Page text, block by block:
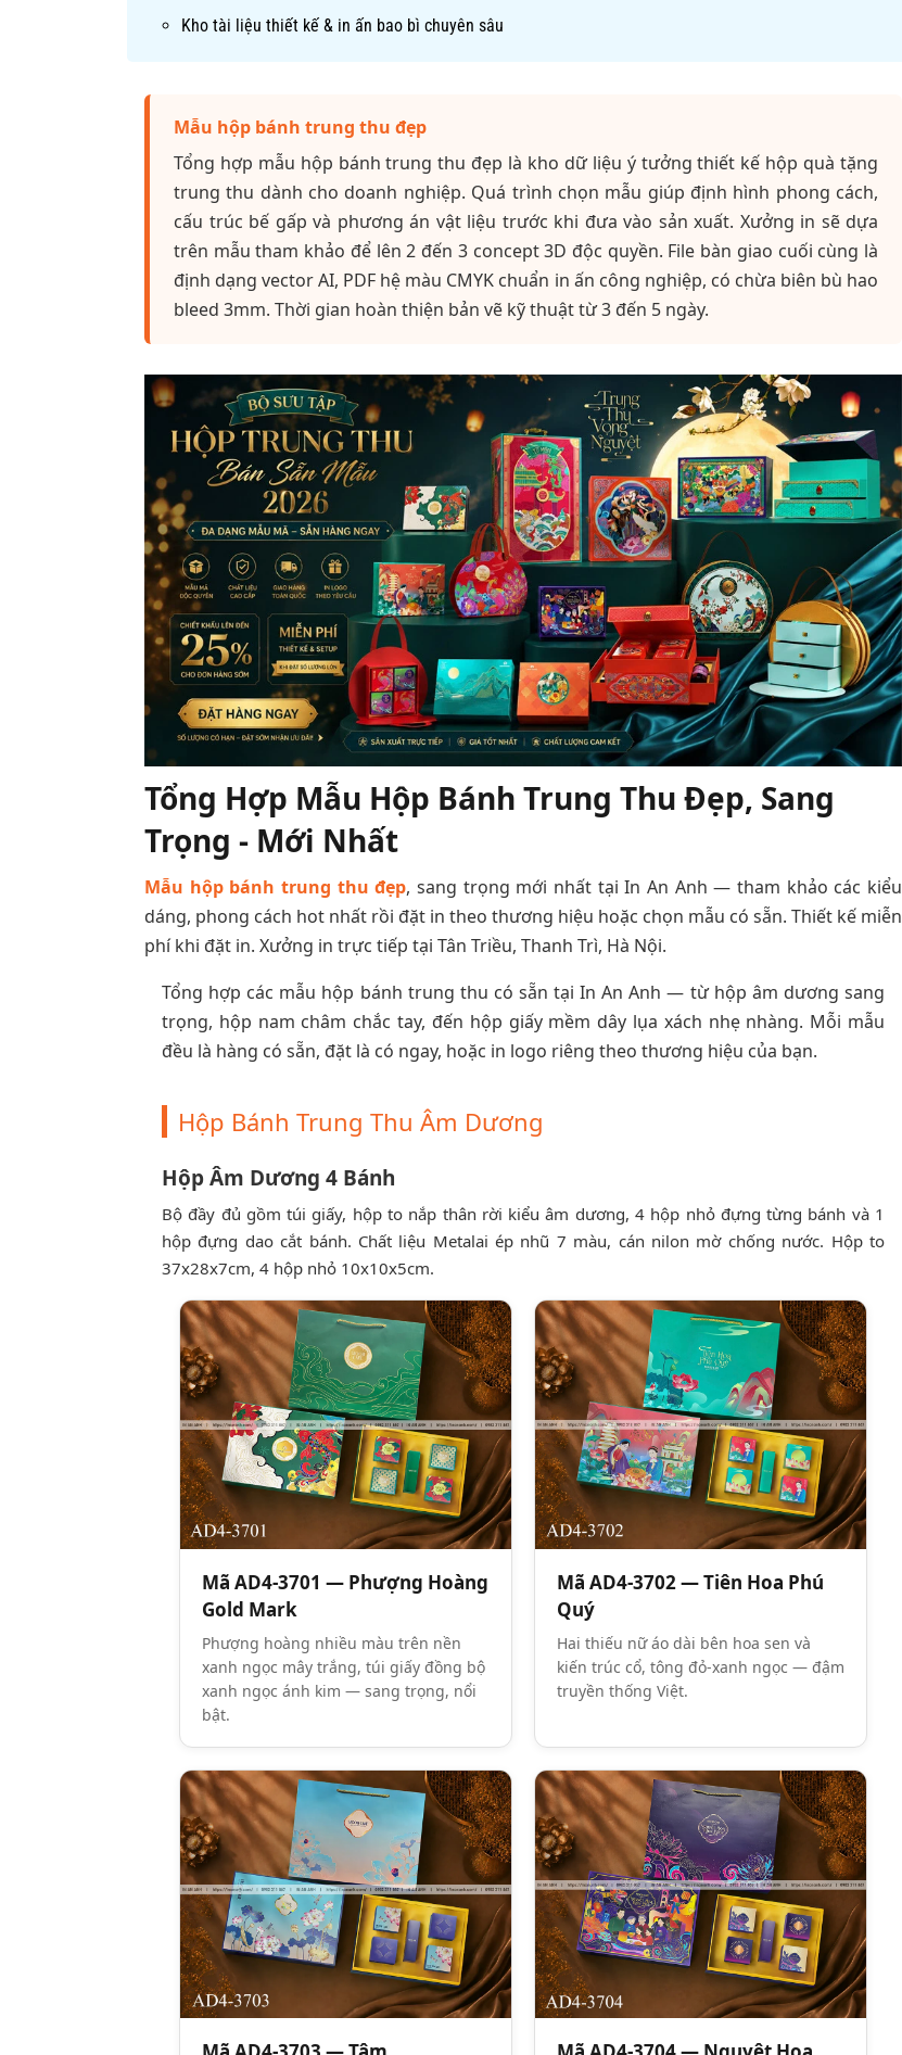
Kho tài liệu thiết kế & in ấn bao bì chuyên sâu
Mẫu hộp bánh trung thu đẹp
Tổng hợp mẫu hộp bánh trung thu đẹp là kho dữ liệu ý tưởng thiết kế hộp quà tặng
trung thu dành cho doanh nghiệp. Quá trình chọn mẫu giúp định hình phong cách,
cấu trúc bế gấp và phương án vật liệu trước khi đưa vào sản xuất. Xưởng in sẽ dựa
trên mẫu tham khảo để lên 2 đến 3 concept 3D độc quyền. File bàn giao cuối cùng là
định dạng vector AI, PDF hệ màu CMYK chuẩn in ấn công nghiệp, có chừa biên bù hao
bleed 3mm. Thời gian hoàn thiện bản vẽ kỹ thuật từ 3 đến 5 ngày.
Tổng Hợp Mẫu Hộp Bánh Trung Thu Đẹp, Sang
Trọng - Mới Nhất
Mẫu hộp bánh trung thu đẹp, sang trọng mới nhất tại In An Anh — tham khảo các kiểu
dáng, phong cách hot nhất rồi đặt in theo thương hiệu hoặc chọn mẫu có sẵn. Thiết kế miễn
phí khi đặt in. Xưởng in trực tiếp tại Tân Triều, Thanh Trì, Hà Nội.
Tổng hợp các mẫu hộp bánh trung thu có sẵn tại In An Anh — từ hộp âm dương sang
trọng, hộp nam châm chắc tay, đến hộp giấy mềm dây lụa xách nhẹ nhàng. Mỗi mẫu
đều là hàng có sẵn, đặt là có ngay, hoặc in logo riêng theo thương hiệu của bạn.
Hộp Bánh Trung Thu Âm Dương
Hộp Âm Dương 4 Bánh
Bộ đầy đủ gồm túi giấy, hộp to nắp thân rời kiểu âm dương, 4 hộp nhỏ đựng từng bánh và 1
hộp đựng dao cắt bánh. Chất liệu Metalai ép nhũ 7 màu, cán nilon mờ chống nước. Hộp to
37x28x7cm, 4 hộp nhỏ 10x10x5cm.
Mã AD4-3701 — Phượng Hoàng
Gold Mark
Phượng hoàng nhiều màu trên nền
xanh ngọc mây trắng, túi giấy đồng bộ
xanh ngọc ánh kim — sang trọng, nổi
bật.
Mã AD4-3702 — Tiên Hoa Phú
Quý
Hai thiếu nữ áo dài bên hoa sen và
kiến trúc cổ, tông đỏ-xanh ngọc — đậm
truyền thống Việt.